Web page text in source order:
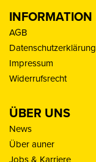
INFORMATION
AGB
Datenschutzerklärung
Impressum
Widerrufsrecht
ÜBER UNS
News
Über auner
Jobs & Karriere